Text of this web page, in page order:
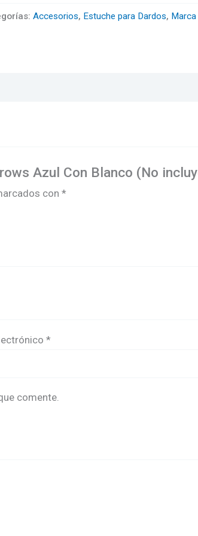
Accesorios, Estuche para Dardos,
Azul Con Blanco (No
con*
*
comente.